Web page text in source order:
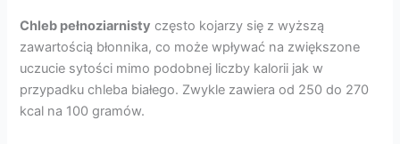
Chleb pełnoziarnisty często kojarzy się z wyższą
zawartością błonnika, co może wpływać na zwiększone
uczucie sytości mimo podobnej liczby kalorii jak w
przypadku chleba białego. Zwykle zawiera od 250 do 270
kcal na 100 gramów.